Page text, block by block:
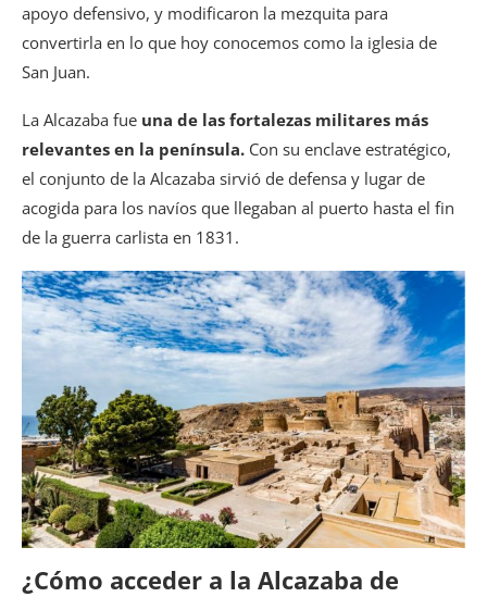
apoyo defensivo, y modificaron la mezquita para
convertirla en lo que hoy conocemos como la iglesia de
San Juan.
La Alcazaba fue una de las fortalezas militares más
relevantes en la península. Con su enclave estratégico,
el conjunto de la Alcazaba sirvió de defensa y lugar de
acogida para los navíos que llegaban al puerto hasta el fin
de la guerra carlista en 1831.
¿Cómo acceder a la Alcazaba de